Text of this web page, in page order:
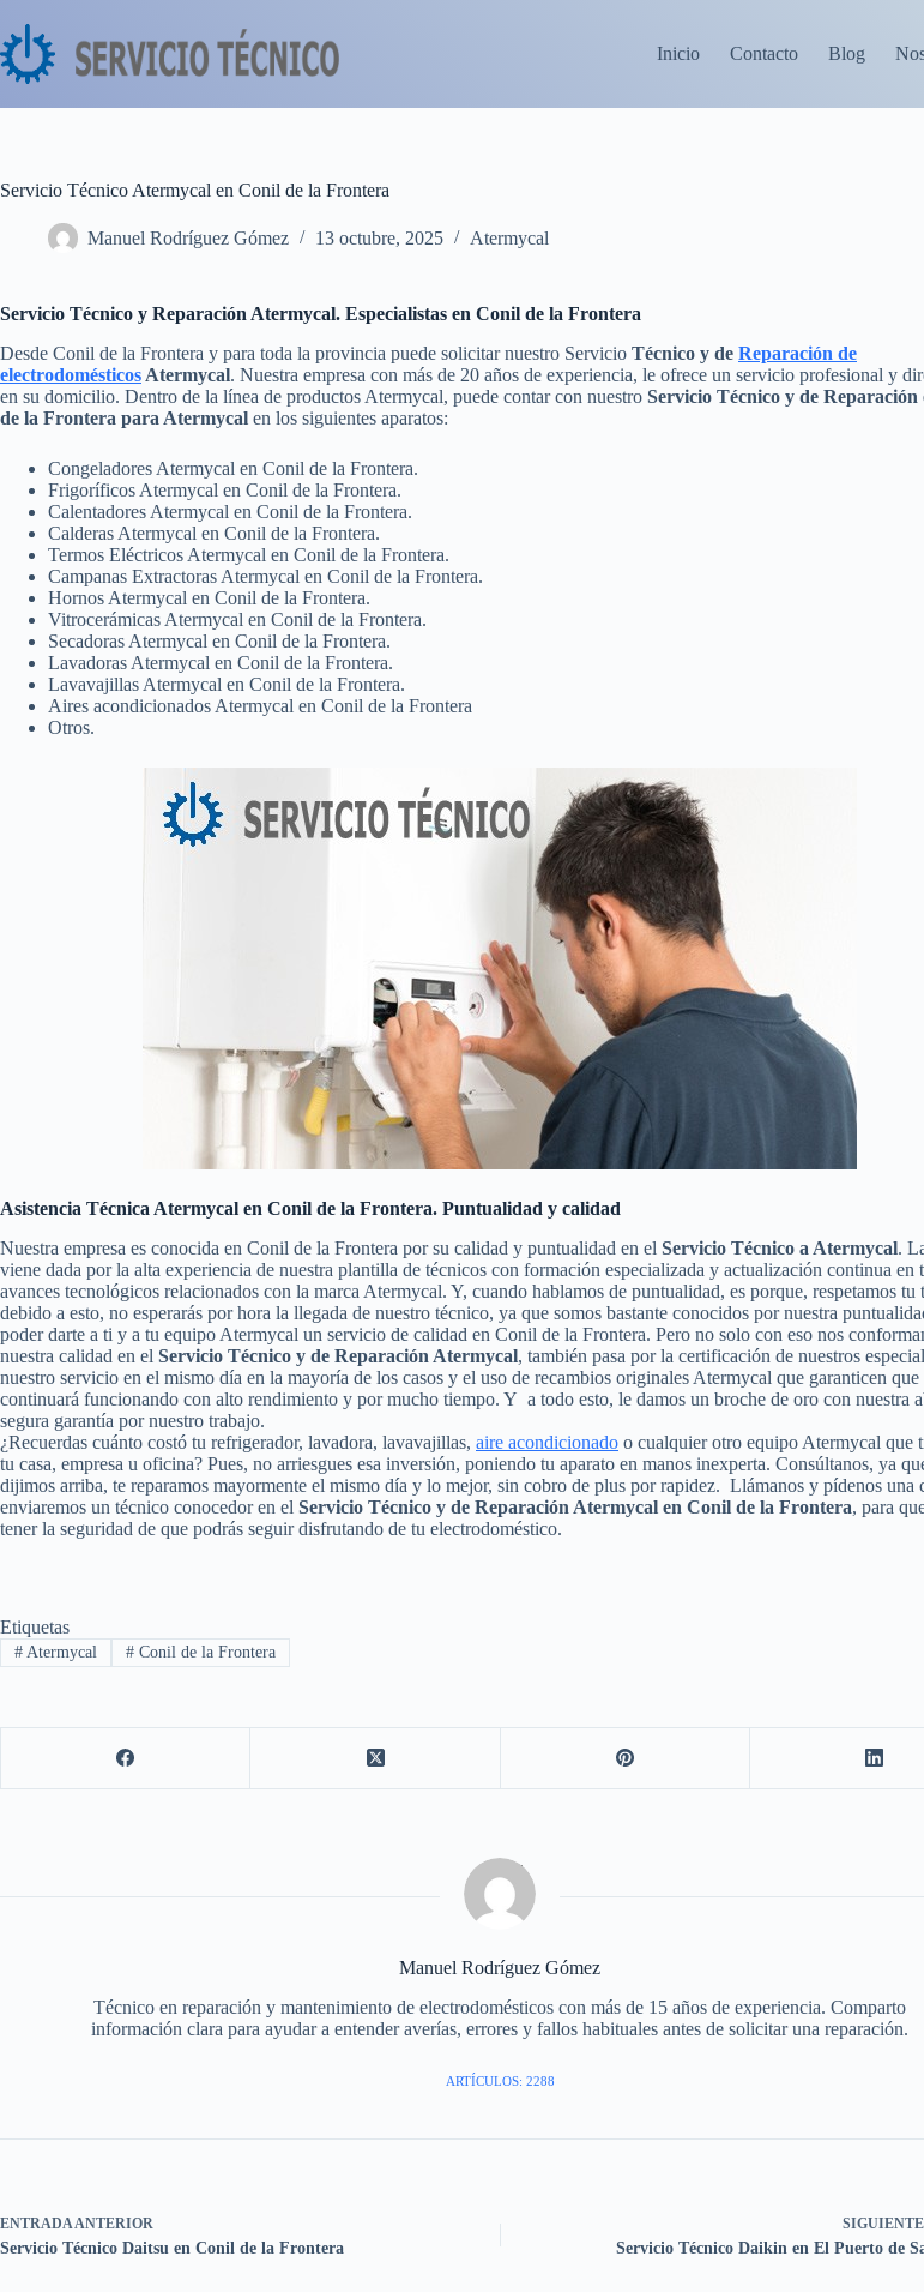
al
contenido
Inicio Contacto Blog
Servicio Técnico Atermycal en Conil de la Frontera
Manuel Rodríguez Gómez 13 octubre, 2025 Atermycal
Servicio Técnico y Reparación Atermycal. Especialistas en Conil de la Frontera
Desde Conil de la Frontera y para toda la provincia puede solicitar nuestro Servicio Técnico y de Reparación de
electrodomésticos Atermycal. Nuestra empresa con más de 20 años de experiencia, le ofrece un servicio profesional y
en su domicilio. Dentro de la línea de productos Atermycal, puede contar con nuestro Servicio Técnico y de Reparación
de la Frontera para Atermycal en los siguientes aparatos:
Congeladores Atermycal en Conil de la Frontera.
Frigoríficos Atermycal en Conil de la Frontera.
Calentadores Atermycal en Conil de la Frontera.
Calderas Atermycal en Conil de la Frontera.
Termos Eléctricos Atermycal en Conil de la Frontera.
Campanas Extractoras Atermycal en Conil de la Frontera.
Hornos Atermycal en Conil de la Frontera.
Vitrocerámicas Atermycal en Conil de la Frontera.
Secadoras Atermycal en Conil de la Frontera.
Lavadoras Atermycal en Conil de la Frontera.
Lavavajillas Atermycal en Conil de la Frontera.
Aires acondicionados Atermycal en Conil de la Frontera
Otros.
Asistencia Técnica Atermycal en Conil de la Frontera. Puntualidad y calidad
Nuestra empresa es conocida en Conil de la Frontera por su calidad y puntualidad en el Servicio Técnico a Atermycal.
viene dada por la alta experiencia de nuestra plantilla de técnicos con formación especializada y actualización continua en
avances tecnológicos relacionados con la marca Atermycal. Y, cuando hablamos de puntualidad, es porque, respetamos tu
debido a esto, no esperarás por hora la llegada de nuestro técnico, ya que somos bastante conocidos por nuestra
poder darte a ti y a tu equipo Atermycal un servicio de calidad en Conil de la Frontera. Pero no solo con eso nos
nuestra calidad en el Servicio Técnico y de Reparación Atermycal, también pasa por la certificación de nuestros
nuestro servicio en el mismo día en la mayoría de los casos y el uso de recambios originales Atermycal que garanticen que
continuará funcionando con alto rendimiento y por mucho tiempo. Y a todo esto, le damos un broche de oro con nuestra
segura garantía por nuestro trabajo.
¿Recuerdas cuánto costó tu refrigerador, lavadora, lavavajillas, aire acondicionado o cualquier otro equipo Atermycal que
tu casa, empresa u oficina? Pues, no arriesgues esa inversión, poniendo tu aparato en manos inexperta. Consúltanos, ya
dijimos arriba, te reparamos mayormente el mismo día y lo mejor, sin cobro de plus por rapidez. Llámanos y pídenos una
enviaremos un técnico conocedor en el Servicio Técnico y de Reparación Atermycal en Conil de la Frontera, para
tener la seguridad de que podrás seguir disfrutando de tu electrodoméstico.
Etiquetas
#Atermycal #Conil de la Frontera
Manuel Rodríguez Gómez
Técnico en reparación y mantenimiento de electrodomésticos con más de 15 años de experiencia. Comparto
información clara para ayudar a entender averías, errores y fallos habituales antes de solicitar una reparación.
ARTÍCULOS: 2288
ENTRADA ANTERIOR
Servicio Técnico Daitsu en Conil de la Frontera
SIGUIENTE
Servicio Técnico Daikin en El Puerto de